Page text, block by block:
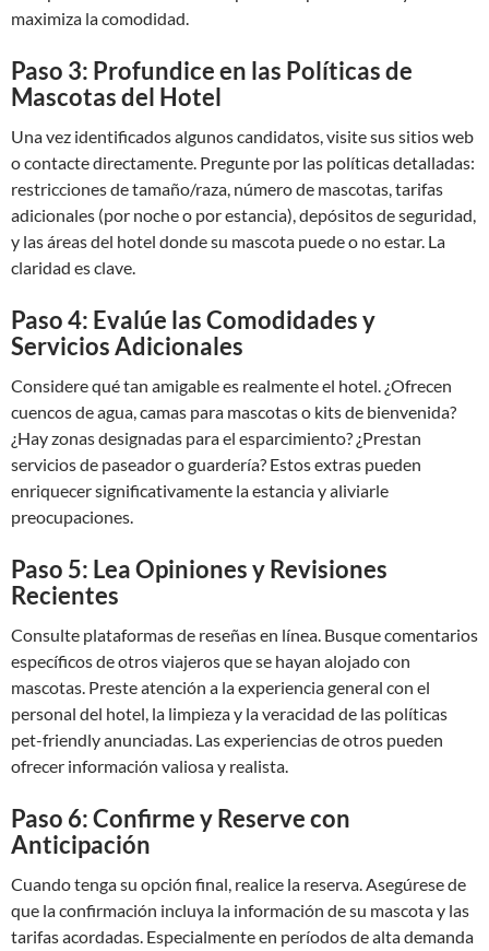
maximiza la comodidad.
Paso 3: Profundice en las Políticas de
Mascotas del Hotel
Una vez identificados algunos candidatos, visite sus sitios web
o contacte directamente. Pregunte por las políticas detalladas:
restricciones de tamaño/raza, número de mascotas, tarifas
adicionales (por noche o por estancia), depósitos de seguridad,
y las áreas del hotel donde su mascota puede o no estar. La
claridad es clave.
Paso 4: Evalúe las Comodidades y
Servicios Adicionales
Considere qué tan amigable es realmente el hotel. ¿Ofrecen
cuencos de agua, camas para mascotas o kits de bienvenida?
¿Hay zonas designadas para el esparcimiento? ¿Prestan
servicios de paseador o guardería? Estos extras pueden
enriquecer significativamente la estancia y aliviarle
preocupaciones.
Paso 5: Lea Opiniones y Revisiones
Recientes
Consulte plataformas de reseñas en línea. Busque comentarios
específicos de otros viajeros que se hayan alojado con
mascotas. Preste atención a la experiencia general con el
personal del hotel, la limpieza y la veracidad de las políticas
pet-friendly anunciadas. Las experiencias de otros pueden
ofrecer información valiosa y realista.
Paso 6: Confirme y Reserve con
Anticipación
Cuando tenga su opción final, realice la reserva. Asegúrese de
que la confirmación incluya la información de su mascota y las
tarifas acordadas. Especialmente en períodos de alta demanda